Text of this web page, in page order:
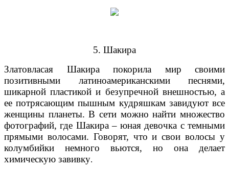
5. Шакира
Златовласая Шакира покорила мир своими
позитивными латиноамериканскими песнями,
шикарной пластикой и безупречной внешностью, а
ее потрясающим пышным кудряшкам завидуют все
женщины планеты. В сети можно найти множество
фотографий, где Шакира – юная девочка с темными
прямыми волосами. Говорят, что и свои волосы у
колумбийки немного вьются, но она делает
химическую завивку.